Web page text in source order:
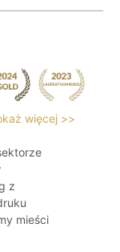
więcej >>
z
mieści